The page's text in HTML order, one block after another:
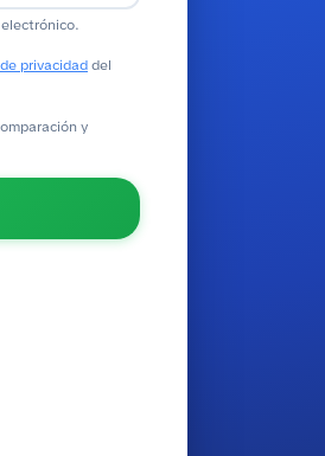
privacidaddel
y